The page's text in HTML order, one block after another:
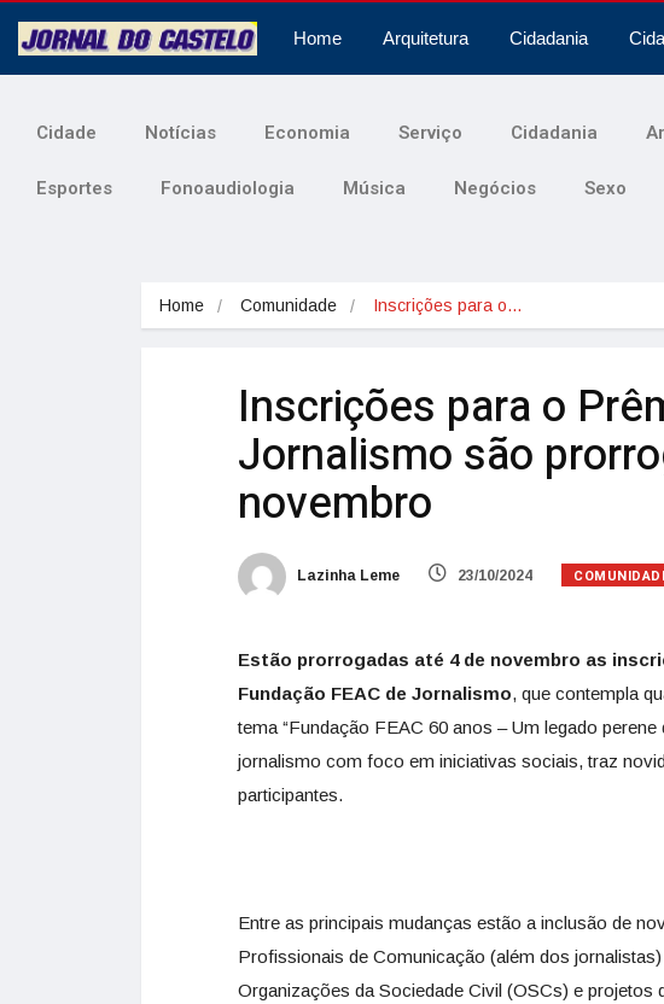
Home Arquitetura Cidadania
Cidade Notícias Economia Serviço Cidadania
Esportes Fonoaudiologia Música Negócios Sexo
Home Comunidade Inscrições para o…
Inscrições para o
Jornalismo são
novembro
Lazinha Leme 23/10/2024
Estão prorrogadas até 4 de novembro as
Fundação FEAC de Jornalismo, que contempla
tema “Fundação FEAC 60 anos – Um legado
jornalismo com foco em iniciativas sociais, traz
participantes.
Entre as principais mudanças estão a inclusão de
Profissionais de Comunicação (além dos
Organizações da Sociedade Civil (OSCs) e